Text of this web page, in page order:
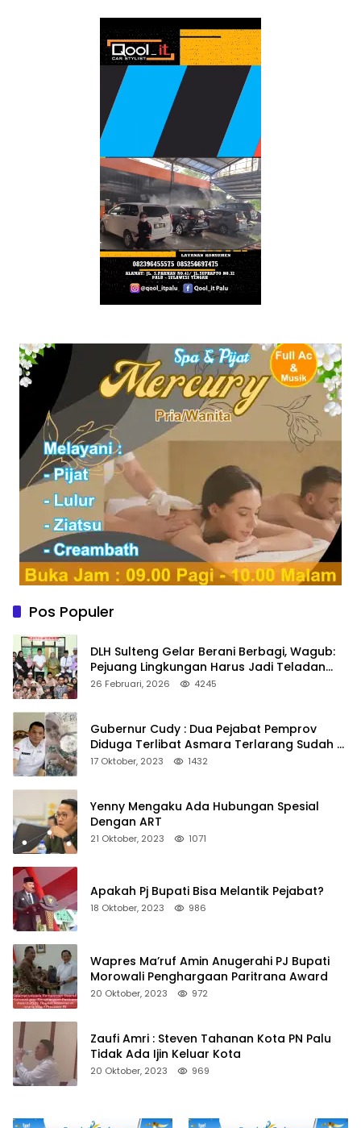
Pos Populer
DLH Sulteng Gelar Berani Berbagi, Wagub:
Pejuang Lingkungan Harus Jadi Teladan
Kepedulian
26 Februari, 2026 4245
Gubernur Cudy : Dua Pejabat Pemprov
Diduga Terlibat Asmara Terlarang Sudah di
Non Job
17 Oktober, 2023 1432
Yenny Mengaku Ada Hubungan Spesial
Dengan ART
21 Oktober, 2023 1071
Apakah Pj Bupati Bisa Melantik Pejabat?
18 Oktober, 2023 986
Wapres Ma’ruf Amin Anugerahi PJ Bupati
Morowali Penghargaan Paritrana Award
20 Oktober, 2023 972
Zaufi Amri : Steven Tahanan Kota PN Palu
Tidak Ada Ijin Keluar Kota
20 Oktober, 2023 969